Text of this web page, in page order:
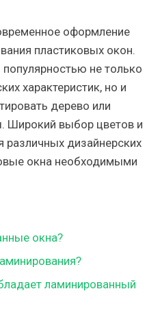
оформление
пластиковых окон.
не только
характеристик, но и
дерево или
Широкий выбор цветов и
дизайнерских
окна необходимыми
окна?
ламинированный